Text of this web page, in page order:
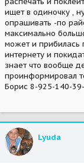
ищет в одиночку ,
опрашивать -по
максимально
может и прибилась
интернету и
знает что вообще
проинформировал
Борис 8-925-140-
Lyuda